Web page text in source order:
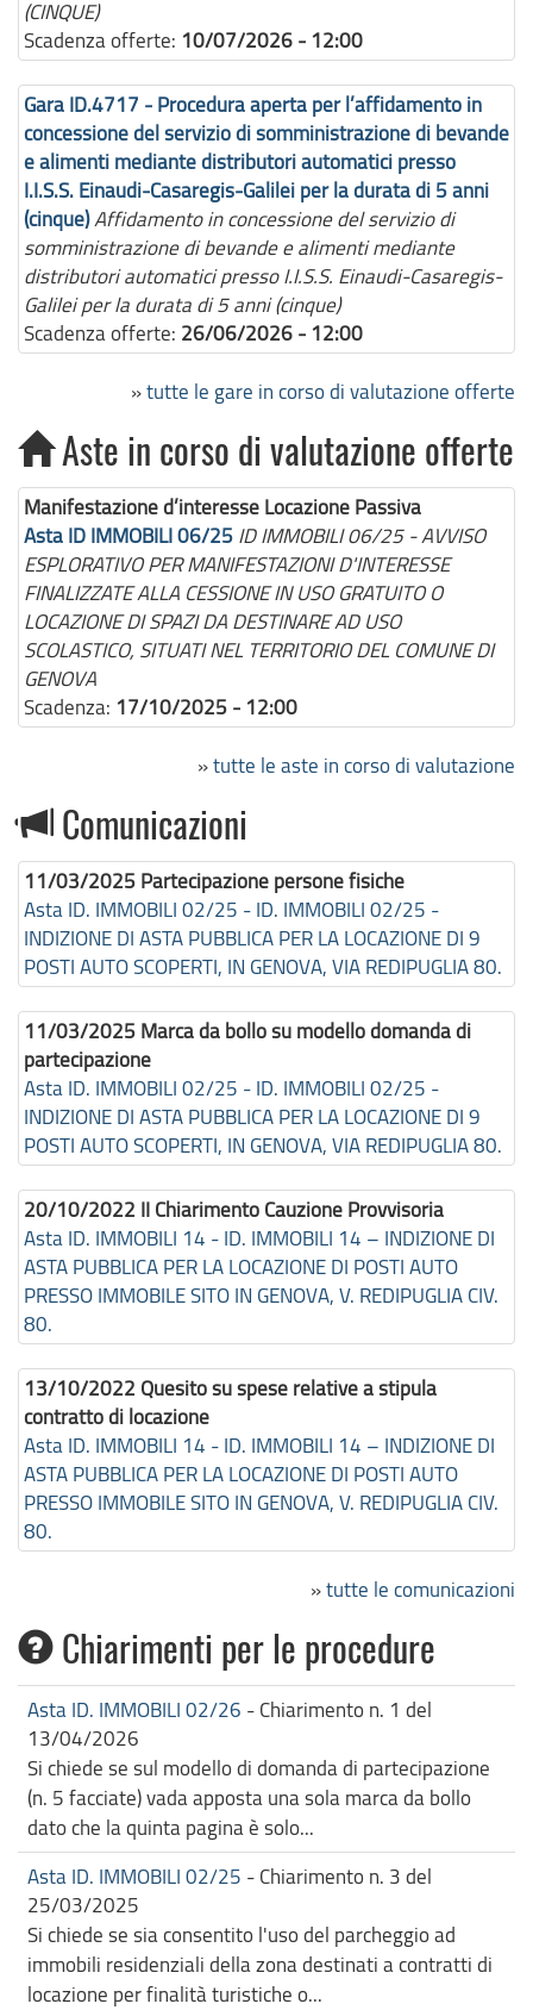
(CINQUE)
Scadenza offerte: 10/07/2026 - 12:00
Gara ID.4717 - Procedura aperta per l’affidamento in
concessione del servizio di somministrazione di bevande
e alimenti mediante distributori automatici presso
I.I.S.S. Einaudi-Casaregis-Galilei per la durata di 5 anni
(cinque)Affidamento in concessione del servizio di
somministrazione di bevande e alimenti mediante
distributori automatici presso I.I.S.S. Einaudi-Casaregis-
Galilei per la durata di 5 anni (cinque)
Scadenza offerte: 26/06/2026 - 12:00
»tutte le gare in corso di valutazione offerte
Aste in corso di valutazione offerte
Manifestazione d’interesse Locazione Passiva
Asta ID IMMOBILI 06/25 ID IMMOBILI 06/25 - AVVISO
ESPLORATIVO PER MANIFESTAZIONI D'INTERESSE
FINALIZZATE ALLA CESSIONE IN USO GRATUITO O
LOCAZIONE DI SPAZI DA DESTINARE AD USO
SCOLASTICO, SITUATI NEL TERRITORIO DEL COMUNE DI
GENOVA
Scadenza: 17/10/2025 - 12:00
»tutte le aste in corso di valutazione
Comunicazioni
11/03/2025 Partecipazione persone fisiche
Asta ID. IMMOBILI 02/25 - ID. IMMOBILI 02/25 -
INDIZIONE DI ASTA PUBBLICA PER LA LOCAZIONE DI 9
POSTI AUTO SCOPERTI, IN GENOVA, VIA REDIPUGLIA 80.
11/03/2025 Marca da bollo su modello domanda di
partecipazione
Asta ID. IMMOBILI 02/25 - ID. IMMOBILI 02/25 -
INDIZIONE DI ASTA PUBBLICA PER LA LOCAZIONE DI 9
POSTI AUTO SCOPERTI, IN GENOVA, VIA REDIPUGLIA 80.
20/10/2022 II Chiarimento Cauzione Provvisoria
Asta ID. IMMOBILI 14 - ID. IMMOBILI 14 – INDIZIONE DI
ASTA PUBBLICA PER LA LOCAZIONE DI POSTI AUTO
PRESSO IMMOBILE SITO IN GENOVA, V. REDIPUGLIA CIV.
80.
13/10/2022 Quesito su spese relative a stipula
contratto di locazione
Asta ID. IMMOBILI 14 - ID. IMMOBILI 14 – INDIZIONE DI
ASTA PUBBLICA PER LA LOCAZIONE DI POSTI AUTO
PRESSO IMMOBILE SITO IN GENOVA, V. REDIPUGLIA CIV.
80.
»tutte le comunicazioni
Chiarimenti per le procedure
Asta ID. IMMOBILI 02/26 - Chiarimento n. 1 del
13/04/2026
Si chiede se sul modello di domanda di partecipazione
(n. 5 facciate) vada apposta una sola marca da bollo
dato che la quinta pagina è solo...
Asta ID. IMMOBILI 02/25 - Chiarimento n. 3 del
25/03/2025
Si chiede se sia consentito l'uso del parcheggio ad
immobili residenziali della zona destinati a contratti di
locazione per finalità turistiche o...